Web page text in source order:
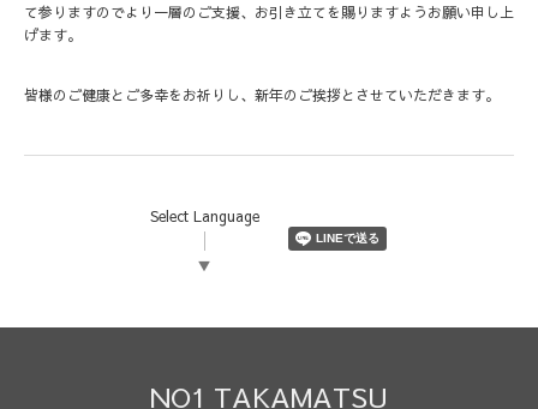
て参りますのでより一層のご支援、お引き立てを賜りますようお願い申し上
げます。
皆様のご健康とご多幸をお祈りし、新年のご挨拶とさせていただきます。
Select Language
▼
NO1 TAKAMATSU